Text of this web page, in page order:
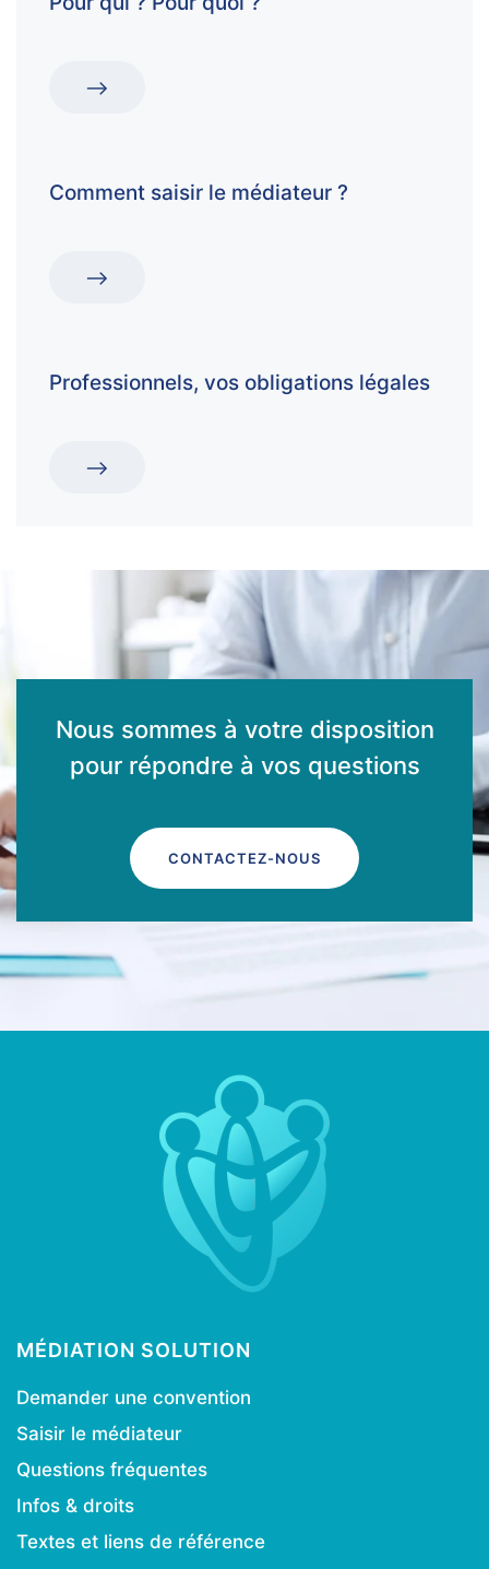
Comment saisir le médiateur ?
Professionnels, vos obligations légales
Nous sommes à votre disposition
pour répondre à vos questions
CONTACTEZ-NOUS
MÉDIATION SOLUTION
Demander une convention
Saisir le médiateur
Questions fréquentes
Infos & droits
Textes et liens de référence